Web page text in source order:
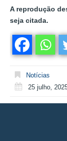
A reprodução
seja citada.
Notícias
25 julho,